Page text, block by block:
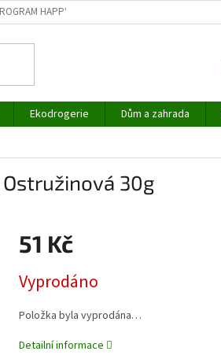
HAPPYHEMP®
Ekodrogerie Dům a zahrada
30g
51 Kč
cena:
Vyprodáno
Položka byla vyprodána…
Detailní informace